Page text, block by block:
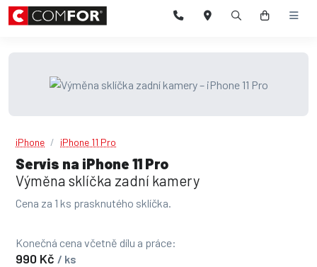
iPhone iPhone 11 Pro
Servis na iPhone 11 Pro
Výměna sklíčka zadní kamery
Cena za 1 ks prasknutého sklíčka.
Konečná cena včetně dílu a práce:
990 Kč / ks